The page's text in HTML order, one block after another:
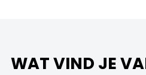
WAT VIND JE